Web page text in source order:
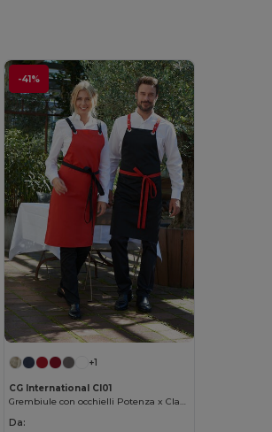
-41%
+1
CG International CI01
Grembiule con occhielli Potenza x Classic
Da: